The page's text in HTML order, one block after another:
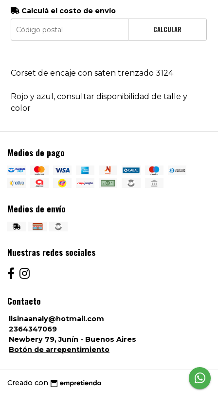
Calculá el costo de envío
CALCULAR
Corset de encaje con saten trenzado 3124
Rojo y azul, consultar disponibilidad de talle y
color
Medios de pago
Medios de envío
Nuestras redes sociales
Contacto
lisinaanaly@hotmail.com
2364347069
Newbery 79, Junín - Buenos Aires
Botón de arrepentimiento
Creado con